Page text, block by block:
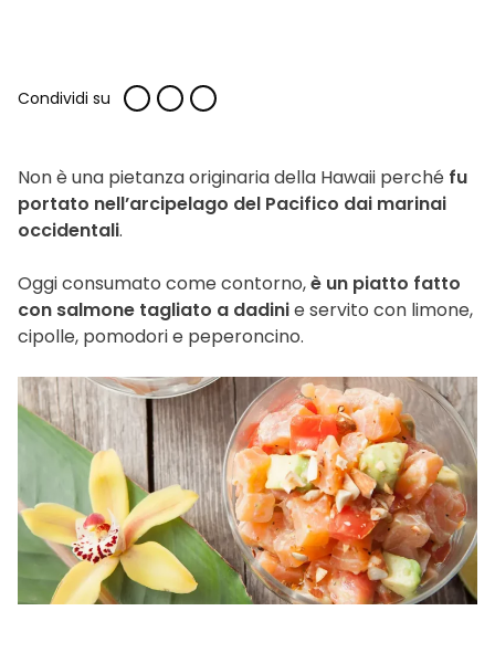
Condividi su
Non è una pietanza originaria della Hawaii perché fu
portato nell’arcipelago del Pacifico dai marinai
occidentali.
Oggi consumato come contorno,è un piatto fatto
con salmone tagliato a dadinie servito con limone,
cipolle, pomodori e peperoncino.